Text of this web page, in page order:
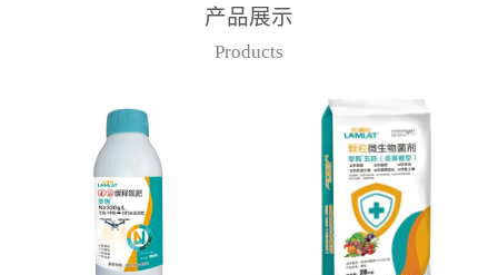
产品展示
Products